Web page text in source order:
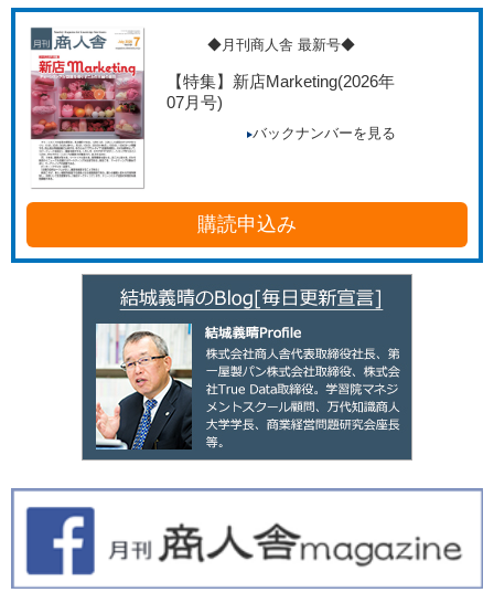
◆月刊商人舎 最新号◆
【特集】新店Marketing(2026年
07月号)
バックナンバーを見る
購読申込み